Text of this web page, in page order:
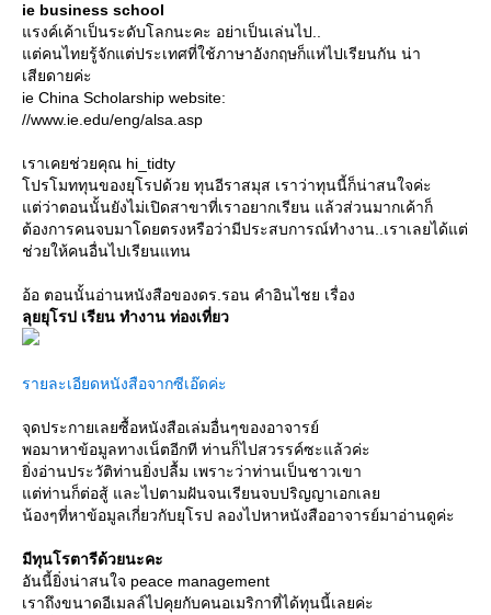
ie business school
รงค์เค้าเป็นระดับโลกนะคะ อย่าเป็นเล่นไป..
ต่คนไทยรู้จักแต่ประเทศที่ใช้ภาษาอังกฤษก็แห่ไปเรียนกัน น่า
เสียดายค่ะ
ie China Scholarship website:
//www.ie.edu/eng/alsa.asp
เราเคยช่วยคุณ hi_tidty
ปรโมททุนของยุโรปด้วย ทุนอีราสมุส เราว่าทุนนี้ก็น่าสนใจค่ะ
ต่ว่าตอนนั้นยังไม่เปิดสาขาที่เราอยากเรียน แล้วส่วนมากเค้าก็
ต้องการคนจบมาโดยตรงหรือว่ามีประสบการณ์ทำงาน..เราเลยได้แต่
ช่วยให้คนอื่นไปเรียนแทน
อ้อ ตอนนั้นอ่านหนังสือของดร.รอน คำอินไชย เรื่อง
ลุยยุโรป เรียน ทำงาน ท่องเที่ยว
รายละเอียดหนังสือจากซีเอ๊ดค่ะ
จุดประกายเลยซื้อหนังสือเล่มอื่นๆของอาจารย์
พอมาหาข้อมูลทางเน็ตอีกที ท่านก็ไปสวรรค์ซะแล้วค่ะ
ิ่งอ่านประวัติท่านยิ่งปลื้ม เพราะว่าท่านเป็นชาวเขา
ต่ท่านก็ต่อสู้ และไปตามฝันจนเรียนจบปริญญาเอกเล
น้องๆที่หาข้อมูลเกี่ยวกับยุโรป ลองไปหาหนังสืออาจารย์มาอ่านดูค่ะ
มีทุนโรตารีด้วยนะคะ
อันนี้ยิ่งน่าสนใจ peace management
เราถึงขนาดอีเมลล์ไปคุยกับคนอเมริกาที่ได้ทุนนี้เลยค่ะ